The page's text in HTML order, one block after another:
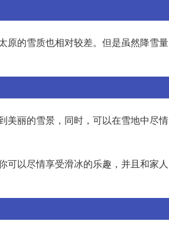
原的雪质也相对较差。但是虽然降雪量
美丽的雪景，同时，可以在雪地中尽情
可以尽情享受滑冰的乐趣，并且和家人